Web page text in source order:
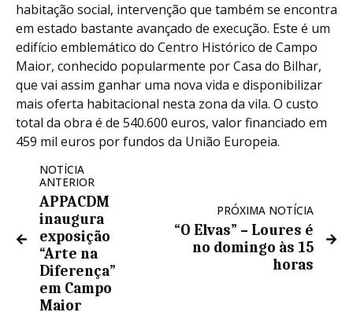
habitação social, intervenção que também se encontra
em estado bastante avançado de execução. Este é um
edifício emblemático do Centro Histórico de Campo
Maior, conhecido popularmente por Casa do Bilhar,
que vai assim ganhar uma nova vida e disponibilizar
mais oferta habitacional nesta zona da vila. O custo
total da obra é de 540.600 euros, valor financiado em
459 mil euros por fundos da União Europeia.
NOTÍCIA
ANTERIOR
APPACDM
inaugura
exposição
“Arte na
Diferença”
em Campo
Maior
PRÓXIMA NOTÍCIA
“O Elvas” – Loures é
no domingo às 15
horas